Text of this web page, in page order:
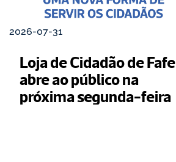
2026-07-31
Loja de Cidadão de Fafe
abre ao público na